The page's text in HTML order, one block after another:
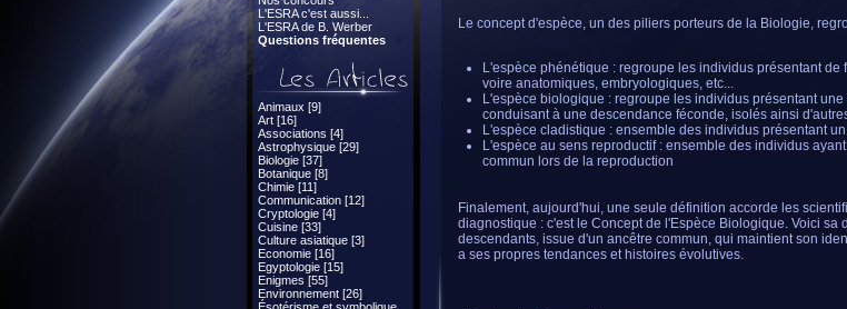
L'ESRA c'est aussi...
L'ESRA de B. Werber
Questions fréquentes
Animaux [9]
Art [16]
Associations [4]
Astrophysique [29]
Biologie [37]
Botanique [8]
Chimie [11]
Communication [12]
Cryptologie [4]
Cuisine [33]
Culture asiatique [3]
Economie [16]
Egyptologie [15]
Enigmes [55]
Environnement [26]
Le concept d'espèce, un des piliers porteurs de la Biologie,
L'espèce phénétique : regroupe les individus présentant
voire anatomiques, embryologiques, etc...
L'espèce biologique : regroupe les individus présentant
conduisant à une descendance féconde, isolés ainsi
L'espèce cladistique : ensemble des individus présentant
L'espèce au sens reproductif : ensemble des individus
commun lors de la reproduction
Finalement, aujourd'hui, une seule définition accorde les
diagnostique : c'est le Concept de l'Espèce Biologique. Voici sa
descendants, issue d'un ancêtre commun, qui maintient son
a ses propres tendances et histoires évolutives.